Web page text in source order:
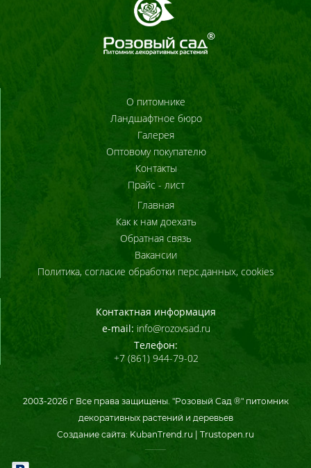
О питомнике
Ландшафтное бюро
Галерея
Оптовому покупателю
Контакты
Прайс - лист
Главная
Как к нам доехать
Обратная связь
Вакансии
Политика, согласие обработки перс.данных, cookies
Контактная информация
e-mail: info@rozovsad.ru
Телефон:
+7 (861) 944-79-02
2003-2026г Все права защищены. "Розовый Сад ®" питомник
декоративных растений и деревьев
Создание сайта: KubanTrend.ru Trustopen.ru